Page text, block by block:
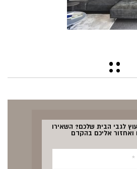
לגבי הבית שלכם? השאירו
ואחזור אליכם בהקדם